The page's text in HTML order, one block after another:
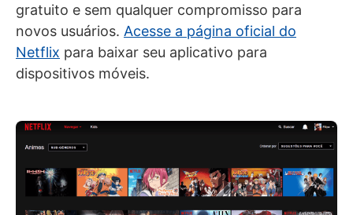
gratuito e sem qualquer compromisso para
novos usuários. Acesse a página oficial do
Netflix para baixar seu aplicativo para
dispositivos móveis.